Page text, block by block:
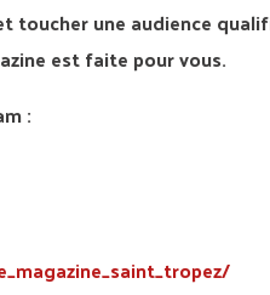
toucher une audience
est faite pour vous.
: